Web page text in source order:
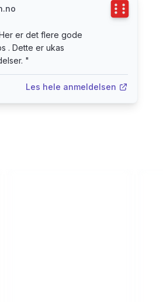
Terningkast
er det flere gode
. Dette er ukas
"
Les hele anmeldelsen